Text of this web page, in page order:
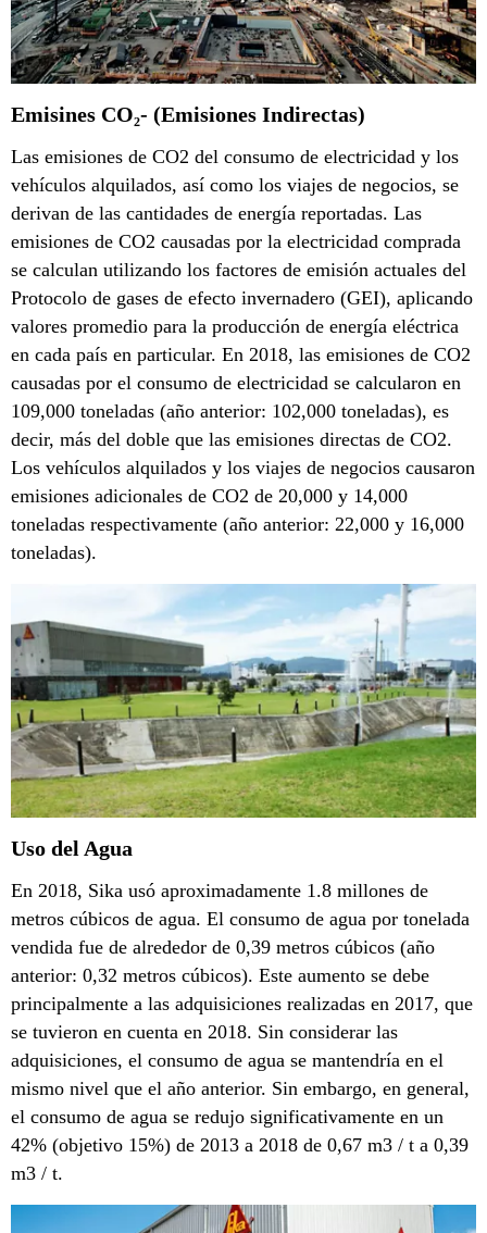
Emisines CO₂- (Emisiones Indirectas)
Las emisiones de CO2 del consumo de electricidad y los
vehículos alquilados, así como los viajes de negocios, se
derivan de las cantidades de energía reportadas. Las
emisiones de CO2 causadas por la electricidad comprada
se calculan utilizando los factores de emisión actuales del
Protocolo de gases de efecto invernadero (GEI), aplicando
valores promedio para la producción de energía eléctrica
en cada país en particular. En 2018, las emisiones de CO2
causadas por el consumo de electricidad se calcularon en
109,000 toneladas (año anterior: 102,000 toneladas), es
decir, más del doble que las emisiones directas de CO2.
Los vehículos alquilados y los viajes de negocios causaron
emisiones adicionales de CO2 de 20,000 y 14,000
toneladas respectivamente (año anterior: 22,000 y 16,000
toneladas).
Uso del Agua
En 2018, Sika usó aproximadamente 1.8 millones de
metros cúbicos de agua. El consumo de agua por tonelada
vendida fue de alrededor de 0,39 metros cúbicos (año
anterior: 0,32 metros cúbicos). Este aumento se debe
principalmente a las adquisiciones realizadas en 2017, que
se tuvieron en cuenta en 2018. Sin considerar las
adquisiciones, el consumo de agua se mantendría en el
mismo nivel que el año anterior. Sin embargo, en general,
el consumo de agua se redujo significativamente en un
42% (objetivo 15%) de 2013 a 2018 de 0,67 m3 / t a 0,39
m3 / t.